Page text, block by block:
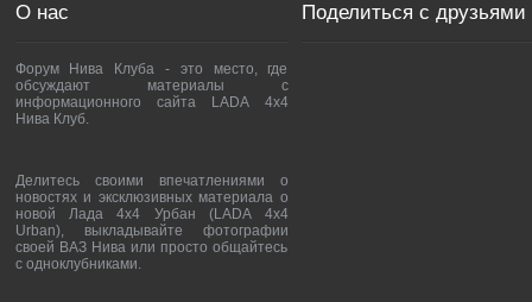
О нас
Форум Нива Клуба - это место, где
обсуждают материалы с
информационного сайта LADA 4x4
Нива Клуб.
Делитесь своими впечатлениями о
новостях и эксклюзивных материала о
новой Лада 4х4 Урбан (LADA 4x4
Urban), выкладывайте фотографии
своей ВАЗ Нива или просто общайтесь
с одноклубниками.
Поделиться с друзьями